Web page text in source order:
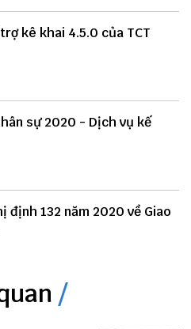
kê khai 4.5.0 của TCT
sự 2020 - Dịch vụ kế
định 132 năm 2020 về Giao